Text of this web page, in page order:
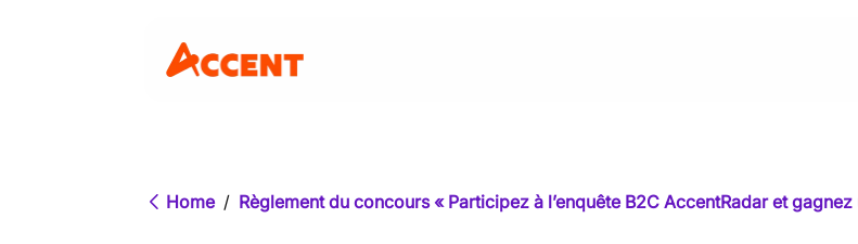
Home / Règlement du concours « Participez à l’enquête B2C AccentRadar et gagnez